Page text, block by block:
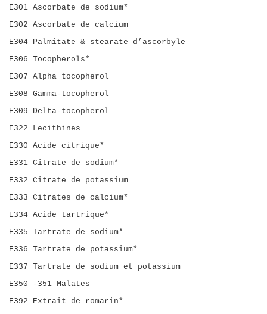
E301 Ascorbate de sodium*
E302 Ascorbate de calcium
E304 Palmitate & stearate d’ascorbyle
E306 Tocopherols*
E307 Alpha tocopherol
E308 Gamma-tocopherol
E309 Delta-tocopherol
E322 Lecithines
E330 Acide citrique*
E331 Citrate de sodium*
E332 Citrate de potassium
E333 Citrates de calcium*
E334 Acide tartrique*
E335 Tartrate de sodium*
E336 Tartrate de potassium*
E337 Tartrate de sodium et potassium
E350 -351 Malates
E392 Extrait de romarin*